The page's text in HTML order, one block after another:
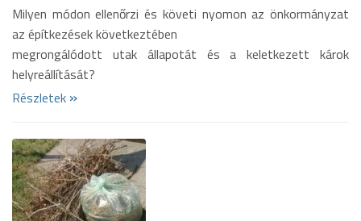
Milyen módon ellenőrzi és követi nyomon az önkormányzat
az építkezések következtében
megrongálódott utak állapotát és a keletkezett károk
helyreállítását?
Részletek »